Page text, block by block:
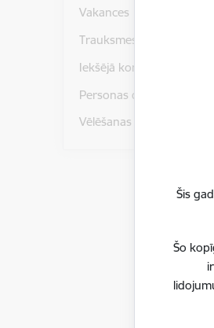
Šis
Šo
Vakances
Trauksmes celšana
Iekšējā kontroles sistēma
Personas datu aizsardzība
Vēlēšanas